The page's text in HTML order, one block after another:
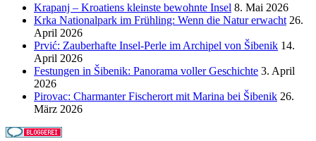
Krapanj – Kroatiens kleinste bewohnte Insel 8. Mai 2026
Krka Nationalpark im Frühling: Wenn die Natur erwacht 26.
April 2026
Prvić: Zauberhafte Insel-Perle im Archipel von Šibenik 14.
April 2026
Festungen in Šibenik: Panorama voller Geschichte 3. April
2026
Pirovac: Charmanter Fischerort mit Marina bei Šibenik 26.
März 2026